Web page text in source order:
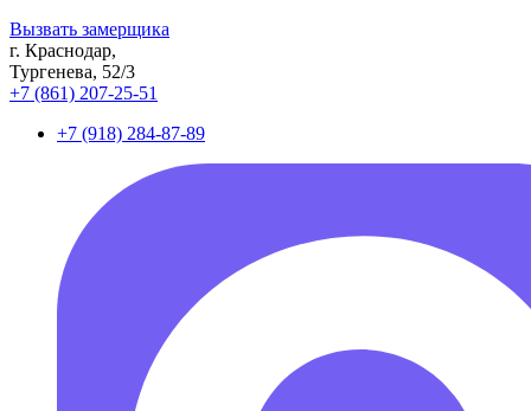
Вызвать замерщика
г. Краснодар,
Тургенева, 52/3
+7 (861) 207-25-51
+7 (918) 284-87-89